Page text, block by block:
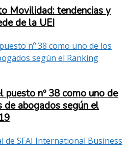
Movilidad: tendencias y
de la UEI
puesto nº 38 como uno de
de abogados según el